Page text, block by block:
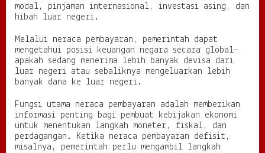
modal, pinjaman internasional, investasi asing, dan
hibah luar negeri.
Melalui neraca pembayaran, pemerintah dapat
mengetahui posisi keuangan negara secara global—
apakah sedang menerima lebih banyak devisa dari
luar negeri atau sebaliknya mengeluarkan lebih
banyak dana ke luar negeri.
Fungsi utama neraca pembayaran adalah memberikan
informasi penting bagi pembuat kebijakan ekonomi
untuk menentukan langkah moneter, fiskal, dan
perdagangan. Ketika neraca pembayaran defisit,
misalnya, pemerintah perlu mengambil langkah